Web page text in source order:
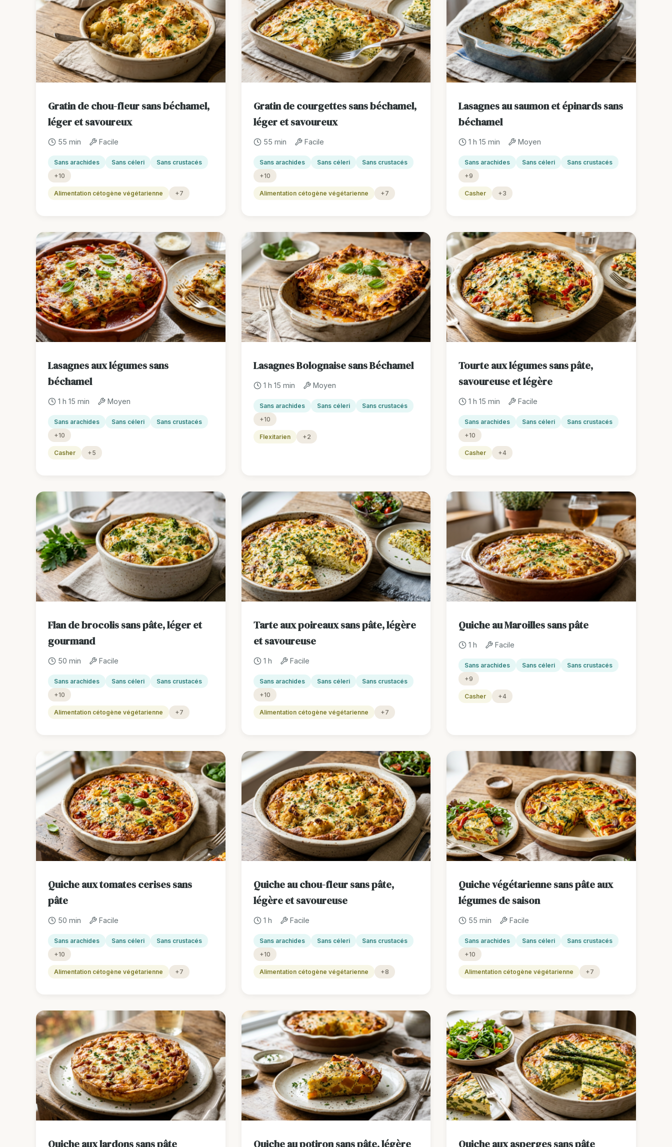
Gratin de chou-fleur sans béchamel,
léger et savoureux
55 min Facile
Sans arachides Sans céleri
Sans crustacés
+10
Alimentation cétogène végétarienne +7
Gratin de courgettes sans béchamel,
léger et savoureux
55 min Facile
Sans arachides Sans céleri
Sans crustacés
+10
Alimentation cétogène végétarienne +7
Lasagnes au saumon et épinards sans
béchamel
1 h 15 min Moyen
Sans arachides Sans céleri
Sans crustacés
+9
Casher +3
Lasagnes aux légumes sans
béchamel
1 h 15 min Moyen
Sans arachides Sans céleri
Sans crustacés
+10
Casher +5
Lasagnes Bolognaise sans Béchamel
1 h 15 min Moyen
Sans arachides Sans céleri
Sans crustacés
+10
Flexitarien +2
Tourte aux légumes sans pâte,
savoureuse et légère
1 h 15 min Facile
Sans arachides Sans céleri
Sans crustacés
+10
Casher +4
Flan de brocolis sans pâte, léger et
gourmand
50 min Facile
Sans arachides Sans céleri
Sans crustacés
+10
Alimentation cétogène végétarienne +7
Tarte aux poireaux sans pâte, légère
et savoureuse
1 h Facile
Sans arachides Sans céleri
Sans crustacés
+10
Alimentation cétogène végétarienne +7
Quiche au Maroilles sans pâte
1 h Facile
Sans arachides Sans céleri
Sans crustacés
+9
Casher +4
Quiche aux tomates cerises sans
pâte
50 min Facile
Sans arachides Sans céleri
Sans crustacés
+10
Alimentation cétogène végétarienne +7
Quiche au chou-fleur sans pâte,
légère et savoureuse
1 h Facile
Sans arachides Sans céleri
Sans crustacés
+10
Alimentation cétogène végétarienne +8
Quiche végétarienne sans pâte aux
légumes de saison
55 min Facile
Sans arachides Sans céleri
Sans crustacés
+10
Alimentation cétogène végétarienne +7
Quiche aux lardons sans pâte Quiche au potiron sans pâte, légère Quiche aux asperges sans pâte